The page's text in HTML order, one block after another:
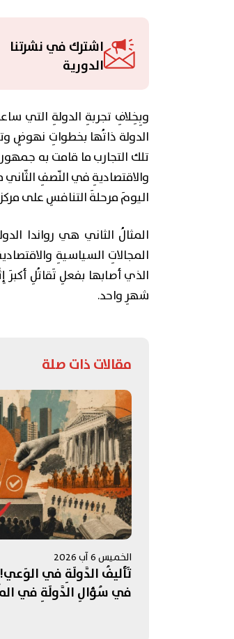
اشترك في نشرتنا
الدورية
وبِخِلافِ تجربةِ الدولةِ التي
الدولة ذاتُها بخطواتِ نهوضٍ
تلك التجارب ما قامت به
والاقتصاديةِ في النّصفِ
اليومَ مرحلةَ التنافسِ على
المثالُ الثاني هي رواندا
المجالاتِ السياسيةِ
الذي أصابها بفعلِ تَقاتُلِ
شهرِ واحد.
مقالات ذات صلة
الخميس 6 آب 2026
تَأليفُ الدَّولَةِ في الوَعي!
في سُؤالِ الدَّولَةِ في